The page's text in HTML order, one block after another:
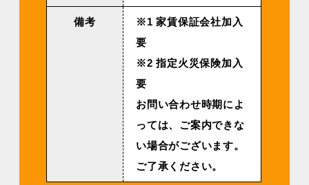
備考
※1 家賃保証会社加入
要
※2 指定火災保険加入
要
お問い合わせ時期によ
っては、ご案内できな
い場合がございます。
ご了承ください。